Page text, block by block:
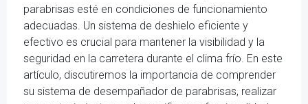
parabrisas esté en condiciones de funcionamiento
adecuadas. Un sistema de deshielo eficiente y
efectivo es crucial para mantener la visibilidad y la
seguridad en la carretera durante el clima frío. En este
artículo, discutiremos la importancia de comprender
su sistema de desempañador de parabrisas, realizar